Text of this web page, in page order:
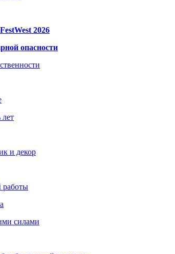
2026
опасности
лет
и декор
работы
силами